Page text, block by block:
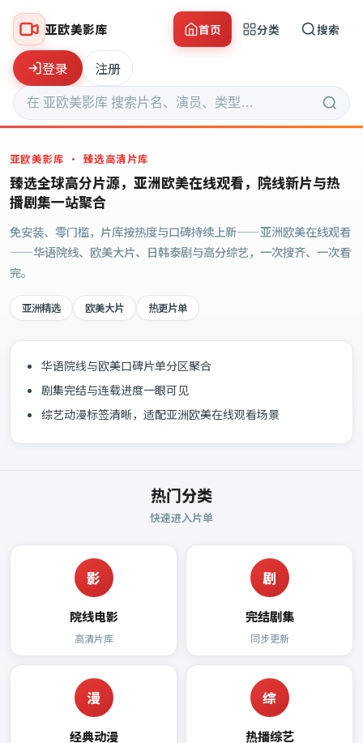
亚欧美影库 首页 分类 搜索
登录 注册
亚欧美影库 · 臻选高清片库
臻选全球高分片源，亚洲欧美在线观看，院线新片与热
播剧集一站聚合
免安装、零门槛，片库按热度与口碑持续上新——亚洲欧美在线观看
——华语院线、欧美大片、日韩泰剧与高分综艺，一次搜齐、一次看
完。
亚洲精选 欧美大片 热更片单
华语院线与欧美口碑片单分区聚合
剧集完结与连载进度一眼可见
综艺动漫标签清晰，适配亚洲欧美在线观看场景
热门分类
快速进入片单
影
院线电影
高清片库
剧
完结剧集
同步更新
漫
经典动漫
综
热播综艺